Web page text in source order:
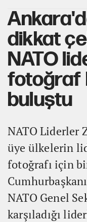
dikkat
NATO
fotoğraf
buluştu
NATO Liderler
üye ülkelerin
fotoğrafı için
NATO Genel
karşıladığı